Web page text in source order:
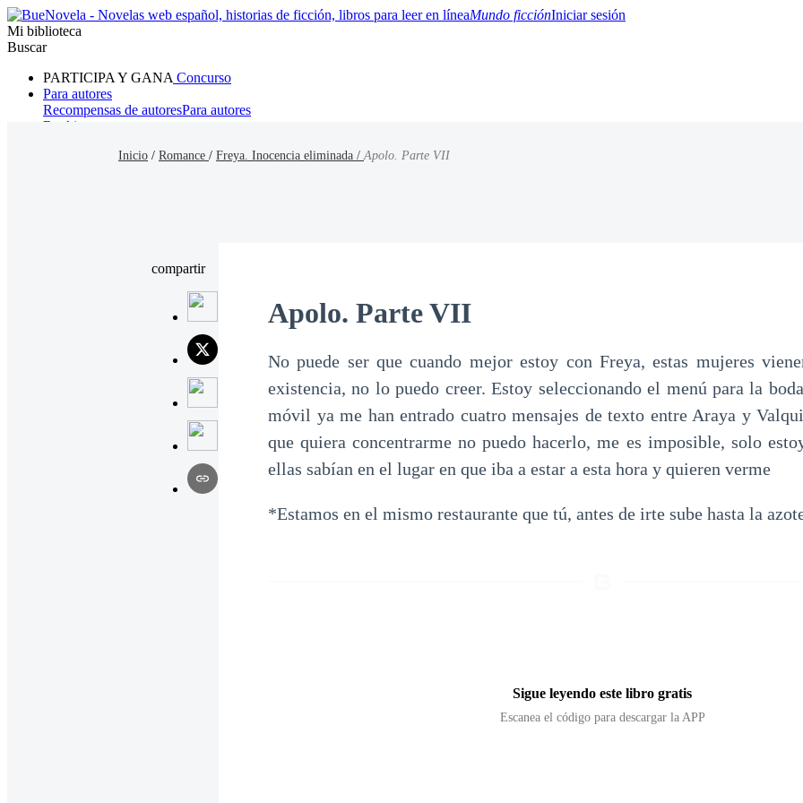
Mundo ficciónIniciar sesión
Mi biblioteca
Buscar
PARTICIPA Y GANA Concurso
Para autores
Recompensas de autoresPara autores
Ranking
Inicio / Romance / Freya. Inocencia eliminada /Apolo. Parte VII
compartir
Apolo. Parte VII
No puede ser que cuando mejor estoy con Freya, estas mujeres
existencia, no lo puedo creer. Estoy seleccionando el menú para la
móvil ya me han entrado cuatro mensajes de texto entre Araya y
que quiera concentrarme no puedo hacerlo, me es imposible, solo
ellas sabían en el lugar en que iba a estar a esta hora y quieren verme
*Estamos en el mismo restaurante que tú, antes de irte sube hasta la
Sigue leyendo este libro gratis
Escanea el código para descargar la APP